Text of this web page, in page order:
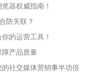
器权威指南！
防关联？
的运营工具！
产品质量
社交媒体营销事半功倍